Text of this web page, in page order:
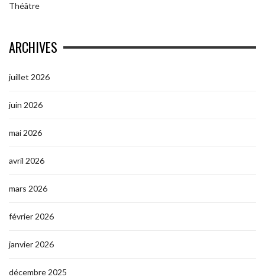
Théâtre
ARCHIVES
juillet 2026
juin 2026
mai 2026
avril 2026
mars 2026
février 2026
janvier 2026
décembre 2025